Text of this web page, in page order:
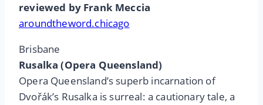
reviewed by Frank Meccia
aroundtheword.chicago
Brisbane
Rusalka (Opera Queensland)
Opera Queensland’s superb incarnation of
Dvořák’s Rusalka is surreal: a cautionary tale, a